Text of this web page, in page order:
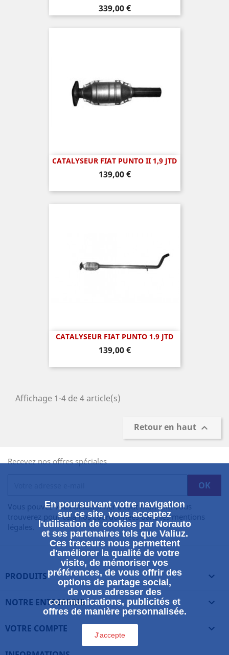
Prix
339,00 €
CATALYSEUR FIAT PUNTO II 1,9 JTD
Prix
139,00 €
CATALYSEUR FIAT PUNTO 1.9 JTD
Prix
139,00 €
Affichage 1-4 de 4 article(s)
Retour en haut 
Recevez nos offres spéciales
Vous pouvez vous désabonner à tout moment. Vous
trouverez pour cela nos coordonnées dans les mentions
légales.
PRODUITS 
NOTRE ENTREPRISE 
VOTRE COMPTE 
En poursuivant votre navigation
sur ce site, vous acceptez
l'utilisation de cookies par Norauto
et ses partenaires tels que Valiuz.
Ces traceurs nous permettent
d'améliorer la qualité de votre
visite, de mémoriser vos
préférences, de vous offrir des
options de partage social,
de vous adresser des
communications, publicités et
offres de manière personnalisée.
J'accepte